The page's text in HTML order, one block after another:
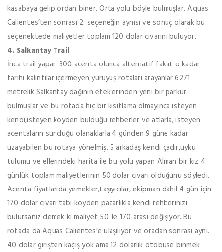
kasabaya gelip ordan biner. Orta yolu böyle bulmuşlar. Aquas
Calientes’ten sonrası 2. seçeneğin aynısı ve sonuç olarak bu
seçenektede maliyetler toplam 120 dolar civarını buluyor.
4. Salkantay Trail
İnca trail yapan 300 acenta olunca alternatif fakat o kadar
tarihi kalıntılar içermeyen yürüyüş rotaları arayanlar 6271
metrelik Salkantay dağının eteklerinden yeni bir parkur
bulmuşlar ve bu rotada hiç bir kısıtlama olmayınca isteyen
kendi,isteyen köyden bulduğu rehberler ve atlarla, isteyen
acentaların sunduğu olanaklarla 4 günden 9 güne kadar
uzayabilen bu rotaya yönelmiş. 5 arkadaş kendi çadır,uyku
tulumu ve ellerindeki harita ile bu yolu yapan Alman bir kız 4
günlük toplam maliyetlerinin 50 dolar civarı olduğunu söyledi.
Acenta fiyatlarıda yemekler,taşıyıcılar, ekipman dahil 4 gün için
170 dolar civarı tabi köyden pazarlıkla kendi rehberinizi
bulursanız demek ki maliyet 50 ile 170 arası değişiyor..Bu
rotada da Aquas Calientes’e ulaşılıyor ve oradan sonrası aynı.
40 dolar girişten kaçış yok ama 12 dolarlık otobüse binmek